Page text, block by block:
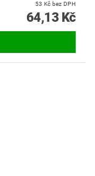
53 Kč bez DPH
64,13 Kč